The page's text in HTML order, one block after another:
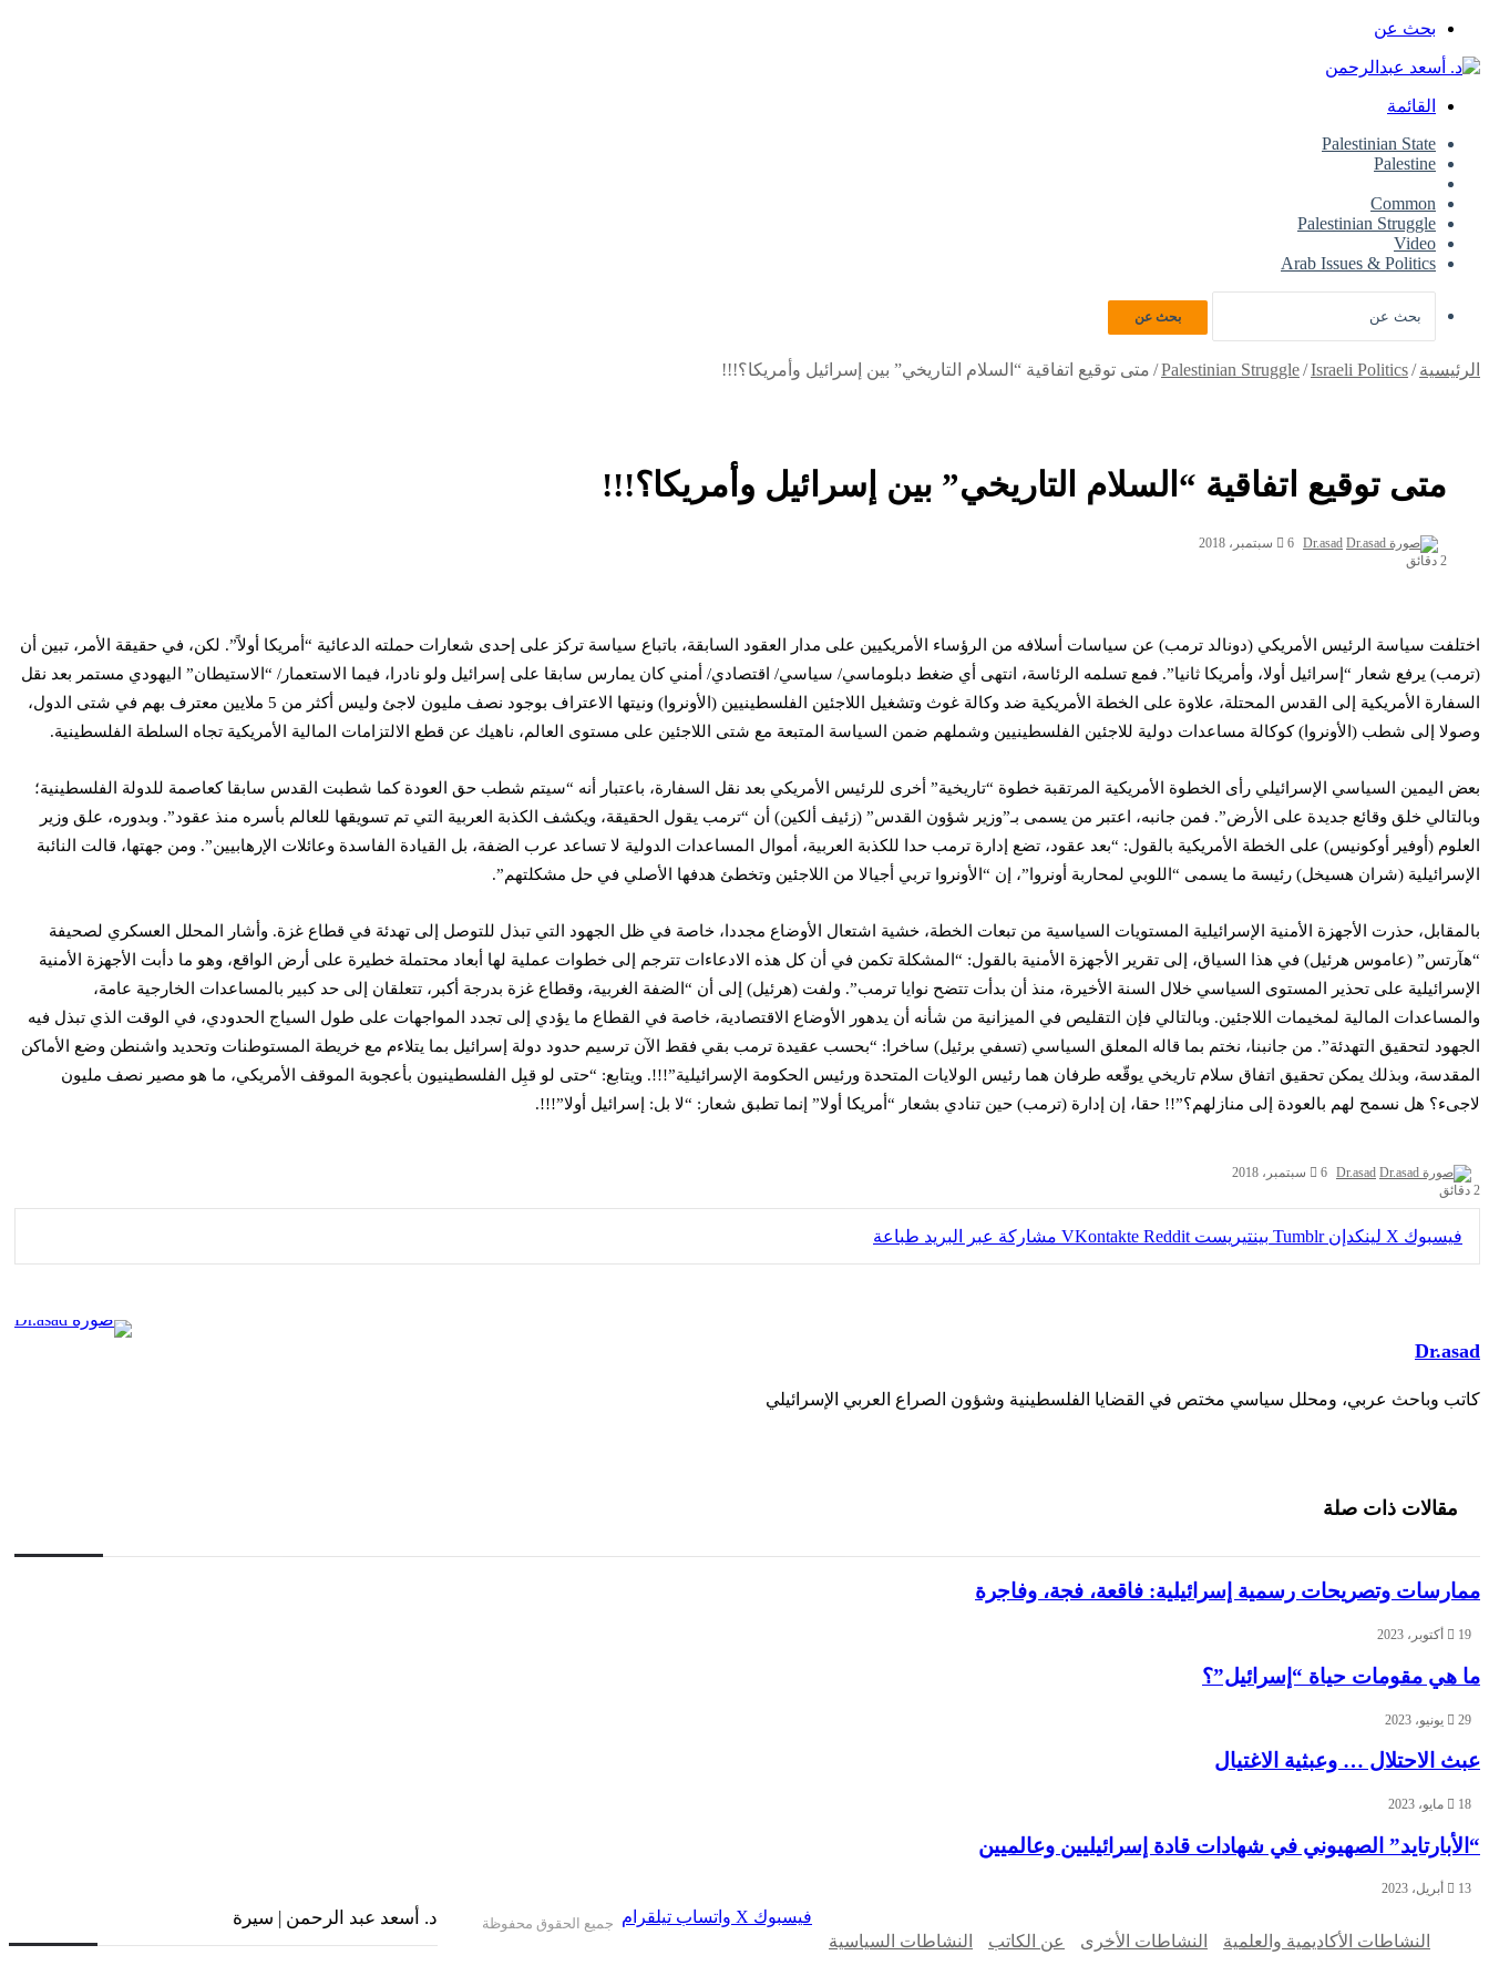
بحث عن
القائمة
Palestinian State
Palestine
Common
Palestinian Struggle
Video
Arab Issues & Politics
بحث عن
الرئيسية /
Palestinian Struggle/Israeli Politics
/ متى توقيع اتفاقية “السلام التاريخي” بين إسرائيل وأمريكا؟!!!
متى توقيع اتفاقية “السلام التاريخي” بين إسرائيل وأمريكا؟!!!
Dr.asad 6 سبتمبر، 2018
2 دقائق
اختلفت سياسة الرئيس الأمريكي (دونالد ترمب) عن سياسات أسلافه من الرؤساء الأمريكيين على مدار العقود السابقة، باتباع سياسة تركز على إحدى شعارات حملته الدعائية “أمريكا أولاً”. لكن، في حقيقة الأمر، تبين أن
(ترمب) يرفع شعار “إسرائيل أولا، وأمريكا ثانيا”. فمع تسلمه الرئاسة، انتهى أي ضغط دبلوماسي/ سياسي/ اقتصادي/ أمني كان يمارس سابقا على إسرائيل ولو نادرا، فيما الاستعمار/ “الاستيطان” اليهودي مستمر بعد نقل
السفارة الأمريكية إلى القدس المحتلة، علاوة على الخطة الأمريكية ضد وكالة غوث وتشغيل اللاجئين الفلسطينيين (الأونروا) ونيتها الاعتراف بوجود نصف مليون لاجئ وليس أكثر من 5 ملايين معترف بهم في شتى الدول،
وصولا إلى شطب (الأونروا) كوكالة مساعدات دولية للاجئين الفلسطينيين وشملهم ضمن السياسة المتبعة مع شتى اللاجئين على مستوى العالم، ناهيك عن قطع الالتزامات المالية الأمريكية تجاه السلطة الفلسطينية.
بعض اليمين السياسي الإسرائيلي رأى الخطوة الأمريكية المرتقبة خطوة “تاريخية” أخرى للرئيس الأمريكي بعد نقل السفارة، باعتبار أنه “سيتم شطب حق العودة كما شطبت القدس سابقا كعاصمة للدولة الفلسطينية؛
وبالتالي خلق وقائع جديدة على الأرض”. فمن جانبه، اعتبر من يسمى بـ”وزير شؤون القدس” (زئيف ألكين) أن “ترمب يقول الحقيقة، ويكشف الكذبة العربية التي تم تسويقها للعالم بأسره منذ عقود”. وبدوره، علق وزير
العلوم (أوفير أوكونيس) على الخطة الأمريكية بالقول: “بعد عقود، تضع إدارة ترمب حدا للكذبة العربية، أموال المساعدات الدولية لا تساعد عرب الضفة، بل القيادة الفاسدة وعائلات الإرهابيين”. ومن جهتها، قالت النائبة
الإسرائيلية (شران هسيخل) رئيسة ما يسمى “اللوبي لمحاربة أونروا”، إن “الأونروا تربي أجيالا من اللاجئين وتخطئ هدفها الأصلي في حل مشكلتهم”.
بالمقابل، حذرت الأجهزة الأمنية الإسرائيلية المستويات السياسية من تبعات الخطة، خشية اشتعال الأوضاع مجددا، خاصة في ظل الجهود التي تبذل للتوصل إلى تهدئة في قطاع غزة. وأشار المحلل العسكري لصحيفة
“هآرتس” (عاموس هرئيل) في هذا السياق، إلى تقرير الأجهزة الأمنية بالقول: “المشكلة تكمن في أن كل هذه الادعاءات تترجم إلى خطوات عملية لها أبعاد محتملة خطيرة على أرض الواقع، وهو ما دأبت الأجهزة الأمنية
الإسرائيلية على تحذير المستوى السياسي خلال السنة الأخيرة، منذ أن بدأت تتضح نوايا ترمب”. ولفت (هرئيل) إلى أن “الضفة الغربية، وقطاع غزة بدرجة أكبر، تتعلقان إلى حد كبير بالمساعدات الخارجية عامة،
والمساعدات المالية لمخيمات اللاجئين. وبالتالي فإن التقليص في الميزانية من شأنه أن يدهور الأوضاع الاقتصادية، خاصة في القطاع ما يؤدي إلى تجدد المواجهات على طول السياج الحدودي، في الوقت الذي تبذل فيه
الجهود لتحقيق التهدئة”. من جانبنا، نختم بما قاله المعلق السياسي (تسفي برئيل) ساخرا: “بحسب عقيدة ترمب بقي فقط الآن ترسيم حدود دولة إسرائيل بما يتلاءم مع خريطة المستوطنات وتحديد واشنطن وضع الأماكن
المقدسة، وبذلك يمكن تحقيق اتفاق سلام تاريخي يوقّعه طرفان هما رئيس الولايات المتحدة ورئيس الحكومة الإسرائيلية”!!!. ويتابع: “حتى لو قبِل الفلسطينيون بأعجوبة الموقف الأمريكي، ما هو مصير نصف مليون
لاجىء؟ هل نسمح لهم بالعودة إلى منازلهم؟”!! حقا، إن إدارة (ترمب) حين تنادي بشعار “أمريكا أولا” إنما تطبق شعار: “لا بل: إسرائيل أولا”!!!.
Dr.asad 6 سبتمبر، 2018
2 دقائق
فيسبوك X لينكدإن بينتيريست مشاركة عبر البريد طباعة
Dr.asad
كاتب وباحث عربي، ومحلل سياسي مختص في القضايا الفلسطينية وشؤون الصراع العربي الإسرائيلي
مقالات ذات صلة
ممارسات وتصريحات رسمية إسرائيلية: فاقعة، فجة، وفاجرة
19 أكتوبر، 2023
ما هي مقومات حياة “إسرائيل”؟
29 يونيو، 2023
عبث الاحتلال … وعبثية الاغتيال
18 مايو، 2023
“الأبارتايد” الصهيوني في شهادات قادة إسرائيليين وعالميين
13 أبريل، 2023
د. أسعد عبد الرحمن | سيرة جميع الحقوق محفوظة
النشاطات الأكاديمية والعلمية النشاطات الأخرى عن الكاتب النشاطات السياسية
فيسبوك X واتساب تيلقرام